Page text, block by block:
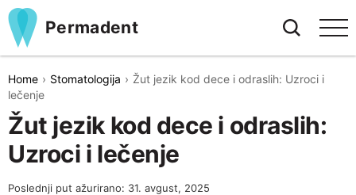
Permadent
Home Stomatologija
Žut jezik kod dece i odraslih: Uzroci i
lečenje
Žut jezik kod dece i odraslih:
Uzroci i lečenje
Poslednji put ažurirano: 31. avgust, 2025